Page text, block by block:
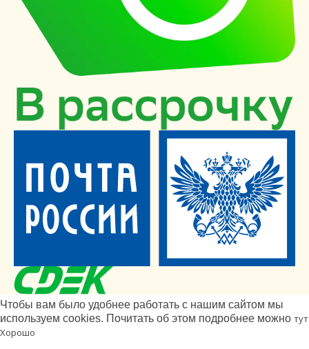
Чтобы вам было удобнее работать с нашим сайтом мы
используем cookies. Почитать об этом подробнее можно тут
Хорошо